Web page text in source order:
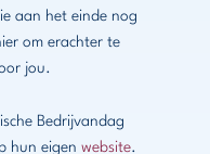
aan het einde nog
om erachter te
jou.
Bedrijvandag
hun eigen website.